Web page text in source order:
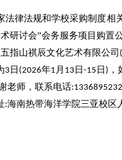
法律法规和学校采购制度相
研讨会”会务服务项目购置
指山祺辰文化艺术有限公司
3 日 (2026年1 月 13 日-15 日)
老师，联系电话
:海南热带海洋学院三亚校区